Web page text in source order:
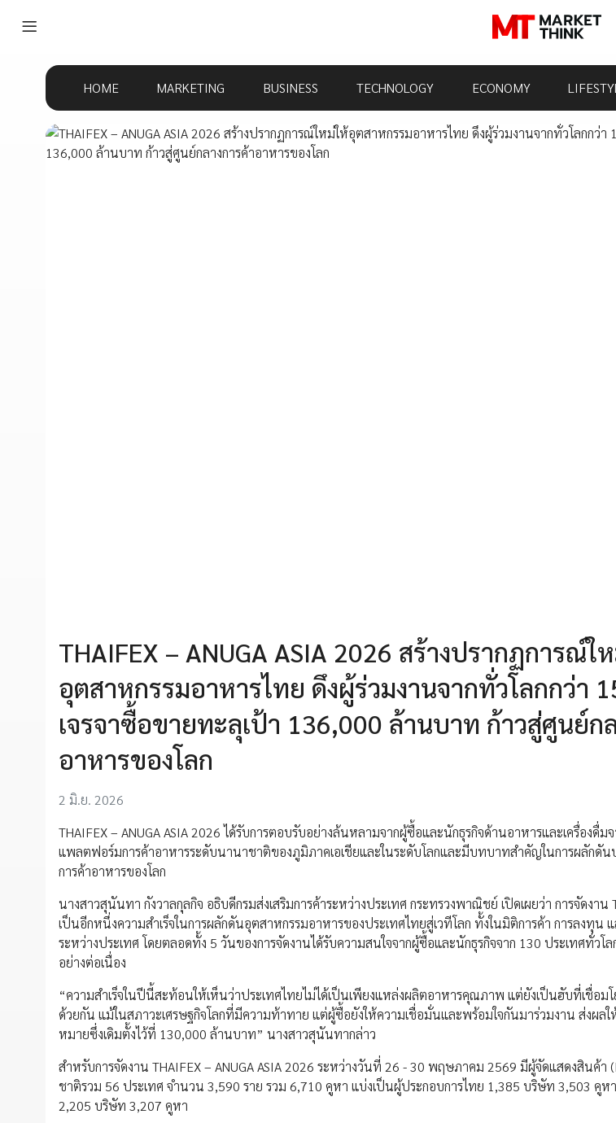
HOME MARKETING BUSINESS TECHNOLOGY ECONOMY
THAIFEX – ANUGA ASIA 2026 สร้างปรากฏการณ์ใ
อุตสาหกรรมอาหารไทย ดึงผู้ร่วมงานจากทั่วโลกกว่า
เจรจาซื้อขายทะลุเป้า 136,000 ล้านบาท ก้าวสู่ศูนย์ก
อาหารของโลก
2 มิ.ย. 2026
THAIFEX – ANUGA ASIA 2026 ได้รับการตอบรับอย่างล้นหลามจากผู้ซื้อและนักธุรกิจด้านอาหารและเครื่องดื่ม
แพลตฟอร์มการค้าอาหารระดับนานาชาติของภูมิภาคเอเชียและในระดับโลกและมีบทบาทสำคัญในการผลักดัน
การค้าอาหารของโลก
นางสาวสุนันทา กังวาลกุลกิจ อธิบดีกรมส่งเสริมการค้าระหว่างประเทศ กระทรวงพาณิชย์ เปิดเผยว่า การจัดงาน
เป็นอีกหนึ่งความสำเร็จในการผลักดันอุตสาหกรรมอาหารของประเทศไทยสู่เวทีโลก ทั้งในมิติการค้า การลงทุน แ
ระหว่างประเทศ โดยตลอดทั้ง 5 วันของการจัดงานได้รับความสนใจจากผู้ซื้อและนักธุรกิจจาก 130 ประเทศทั่วโล
อย่างต่อเนื่อง
“ความสำเร็จในปีนี้สะท้อนให้เห็นว่าประเทศไทยไม่ได้เป็นเพียงแหล่งผลิตอาหารคุณภาพ แต่ยังเป็นฮับที่เชื่อม
ด้วยกัน แม้ในสภาวะเศรษฐกิจโลกที่มีความท้าทาย แต่ผู้ซื้อยังให้ความเชื่อมั่นและพร้อมใจกันมาร่วมงาน ส่งผลใ
หมายซึ่งเดิมตั้งไว้ที่ 130,000 ล้านบาท” นางสาวสุนันทากล่าว
สำหรับการจัดงาน THAIFEX – ANUGA ASIA 2026 ระหว่างวันที่ 26 - 30 พฤษภาคม 2569 มีผู้จัดแสดงสินค้า
ชาติรวม 56 ประเทศ จำนวน 3,590 ราย รวม 6,710 คูหา แบ่งเป็นผู้ประกอบการไทย 1,385 บริษัท 3,503 คูห
2,205 บริษัท 3,207 คูหา